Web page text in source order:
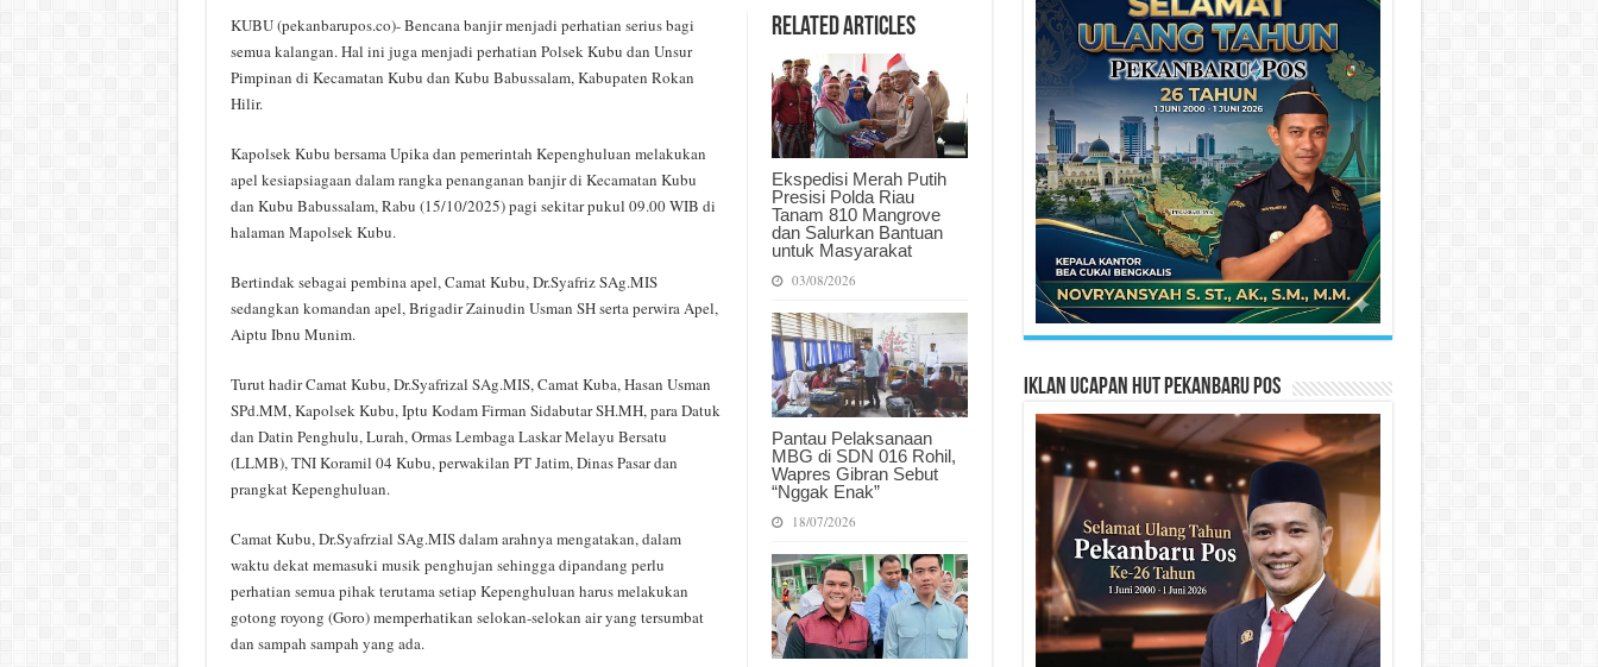
Related Articles
Ekspedisi Merah Putih
Presisi Polda Riau
Tanam 810 Mangrove
dan Salurkan Bantuan
untuk Masyarakat
03/08/2026
Pantau Pelaksanaan
MBG di SDN 016 Rohil,
Wapres Gibran Sebut
“Nggak Enak”
18/07/2026
KUBU (pekanbarupos.co)- Bencana banjir menjadi perhatian serius bagi
semua kalangan. Hal ini juga menjadi perhatian Polsek Kubu dan Unsur
Pimpinan di Kecamatan Kubu dan Kubu Babussalam, Kabupaten Rokan
Hilir.
Kapolsek Kubu bersama Upika dan pemerintah Kepenghuluan melakukan
apel kesiapsiagaan dalam rangka penanganan banjir di Kecamatan Kubu
dan Kubu Babussalam, Rabu (15/10/2025) pagi sekitar pukul 09.00 WIB di
halaman Mapolsek Kubu.
Bertindak sebagai pembina apel, Camat Kubu, Dr.Syafriz SAg.MIS
sedangkan komandan apel, Brigadir Zainudin Usman SH serta perwira Apel,
Aiptu Ibnu Munim.
Turut hadir Camat Kubu, Dr.Syafrizal SAg.MIS, Camat Kuba, Hasan Usman
SPd.MM, Kapolsek Kubu, Iptu Kodam Firman Sidabutar SH.MH, para Datuk
dan Datin Penghulu, Lurah, Ormas Lembaga Laskar Melayu Bersatu
(LLMB), TNI Koramil 04 Kubu, perwakilan PT Jatim, Dinas Pasar dan
prangkat Kepenghuluan.
Camat Kubu, Dr.Syafrzial SAg.MIS dalam arahnya mengatakan, dalam
waktu dekat memasuki musik penghujan sehingga dipandang perlu
perhatian semua pihak terutama setiap Kepenghuluan harus melakukan
gotong royong (Goro) memperhatikan selokan-selokan air yang tersumbat
dan sampah sampah yang ada.
Iklan Ucapan HUT Pekanbaru Pos